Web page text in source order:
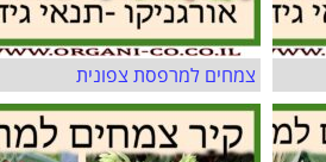
צמחים למרפסת צפונית